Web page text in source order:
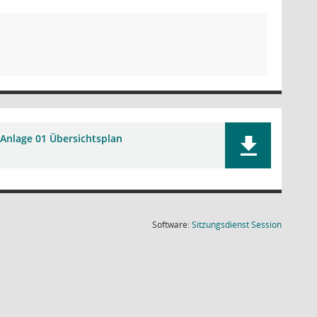
Anlage 01 Übersichtsplan
Software:SitzungsdienstSession(Wird in